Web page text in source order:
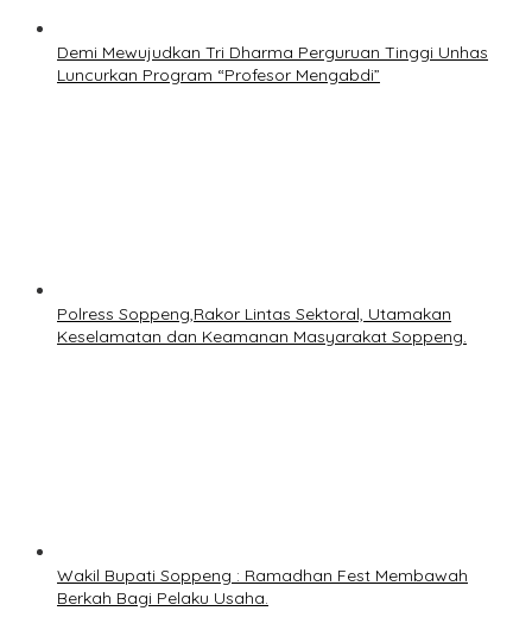
Demi Mewujudkan Tri Dharma Perguruan Tinggi Unhas
Luncurkan Program “Profesor Mengabdi”
Polress Soppeng,Rakor Lintas Sektoral, Utamakan
Keselamatan dan Keamanan Masyarakat Soppeng.
Wakil Bupati Soppeng : Ramadhan Fest Membawah
Berkah Bagi Pelaku Usaha.